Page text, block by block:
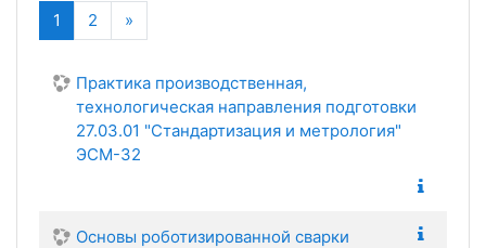
1 (текущая)
2 »
Практика производственная,
технологическая направления подготовки
27.03.01 "Стандартизация и метрология"
ЭСМ-32
Основы роботизированной сварки